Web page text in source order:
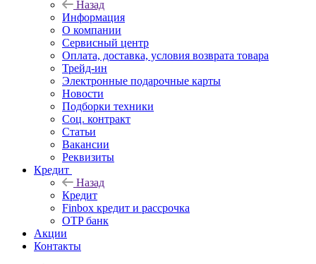
Назад
Информация
О компании
Сервисный центр
Оплата, доставка, условия возврата товара
Трейд-ин
Электронные подарочные карты
Новости
Подборки техники
Соц. контракт
Статьи
Вакансии
Реквизиты
Кредит
Назад
Кредит
Finbox кредит и рассрочка
OTP банк
Акции
Контакты